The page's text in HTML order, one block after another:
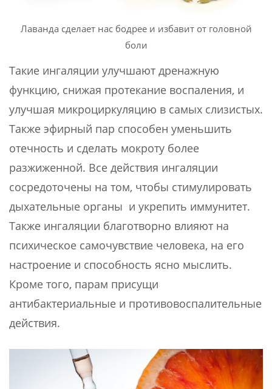
Лаванда сделает нас бодрее и избавит от головной
боли
Такие ингаляции улучшают дренажную
функцию, снижая протекание воспаления, и
улучшая микроциркуляцию в самых слизистых.
Также эфирный пар способен уменьшить
отечность и сделать мокроту более
разжиженной. Все действия ингаляции
сосредоточены на том, чтобы стимулировать
дыхательные органы и укрепить иммунитет.
Также ингаляции благотворно влияют на
психическое самочувствие человека, на его
настроение и способность ясно мыслить.
Кроме того, парам присущи
антибактериальные и противовоспалительные
действия.